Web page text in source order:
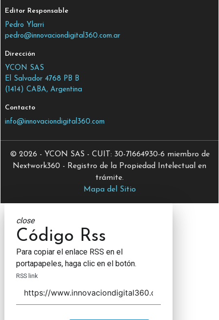
Editor Responsable
Pedro Ylarri
pedro@innovaciondigital360.com.ar
Dirección
YCON SAS
El Salvador 4768 PB B
(1414) CABA, Argentina
Contacto
info@innovaciondigital360.com
© 2026 - YCON SAS - CUIT: 30-71664930-6 miembro de
Nextwork360 - Registro de la Propiedad Intelectual en
trámite.
Mapa del Sitio
close
Código Rss
Para copiar el enlace RSS en el
portapapeles, haga clic en el botón.
RSS link